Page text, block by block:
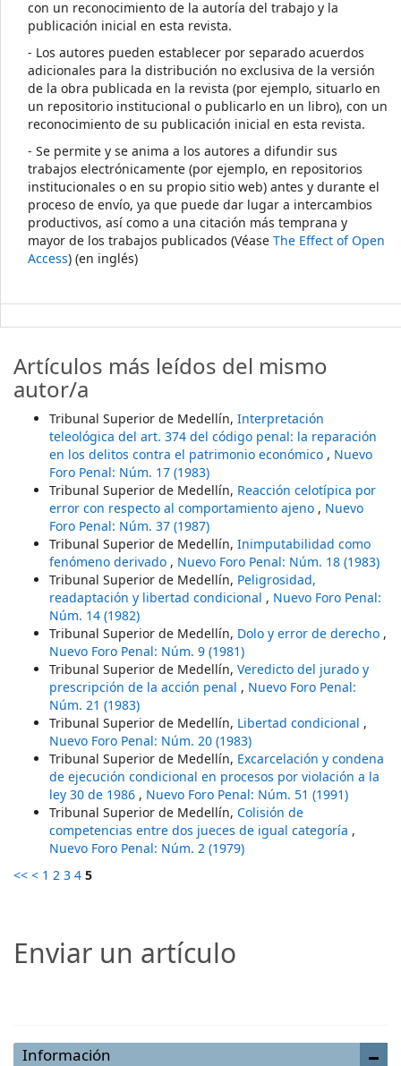
con un reconocimiento de la autoría del trabajo y la
publicación inicial en esta revista.
- Los autores pueden establecer por separado acuerdos
adicionales para la distribución no exclusiva de la versión
de la obra publicada en la revista (por ejemplo, situarlo en
un repositorio institucional o publicarlo en un libro), con un
reconocimiento de su publicación inicial en esta revista.
- Se permite y se anima a los autores a difundir sus
trabajos electrónicamente (por ejemplo, en repositorios
institucionales o en su propio sitio web) antes y durante el
proceso de envío, ya que puede dar lugar a intercambios
productivos, así como a una citación más temprana y
mayor de los trabajos publicados (Véase The Effect of Open
Access) (en inglés)
Artículos más leídos del mismo
autor/a
Tribunal Superior de Medellín, Interpretación
teleológica del art. 374 del código penal: la reparación
en los delitos contra el patrimonio económico , Nuevo
Foro Penal: Núm. 17 (1983)
Tribunal Superior de Medellín, Reacción celotípica por
error con respecto al comportamiento ajeno , Nuevo
Foro Penal: Núm. 37 (1987)
Tribunal Superior de Medellín, Inimputabilidad como
fenómeno derivado , Nuevo Foro Penal: Núm. 18 (1983)
Tribunal Superior de Medellín, Peligrosidad,
readaptación y libertad condicional , Nuevo Foro Penal:
Núm. 14 (1982)
Tribunal Superior de Medellín, Dolo y error de derecho ,
Nuevo Foro Penal: Núm. 9 (1981)
Tribunal Superior de Medellín, Veredicto del jurado y
prescripción de la acción penal , Nuevo Foro Penal:
Núm. 21 (1983)
Tribunal Superior de Medellín, Libertad condicional ,
Nuevo Foro Penal: Núm. 20 (1983)
Tribunal Superior de Medellín, Excarcelación y condena
de ejecución condicional en procesos por violación a la
ley 30 de 1986 , Nuevo Foro Penal: Núm. 51 (1991)
Tribunal Superior de Medellín, Colisión de
competencias entre dos jueces de igual categoría ,
Nuevo Foro Penal: Núm. 2 (1979)
<< < 1 2 3 4 5
Enviar un artículo
Información